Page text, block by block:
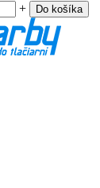
+ Do košíka